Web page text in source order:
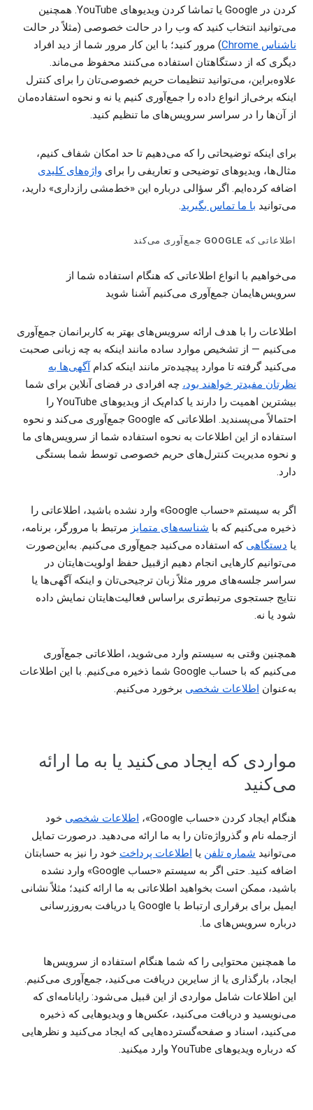
کردن در Google یا تماشا کردن ویدیوهای YouTube. همچنین
می‌توانید انتخاب کنید که وب را در حالت خصوصی (مثلاً در حالت
ناشناس Chrome
) مرور کنید؛ با این کار مرور شما از دید افراد
دیگری که از دستگاهتان استفاده می‌کنند محفوظ می‌ماند.
علاوه‌براین، می‌توانید تنظیمات حریم خصوصی‌تان را برای کنترل
اینکه برخی‌از انواع داده را جمع‌آوری کنیم یا نه و نحوه استفاده‌مان
از آن‌ها را در سراسر سرویس‌های ما تنظیم کنید.
برای اینکه توضیحاتی را که می‌دهیم تا حد امکان شفاف ‌کنیم،
مثال‌ها، ویدیوهای توضیحی و تعاریفی را برای واژه‌های کلیدی
اضافه کرده‌ایم. اگر سؤالی درباره این «خط‌مشی رازداری» دارید،
می‌توانید با ما تماس بگیرید.
اطلاعاتی که GOOGLE جمع‌آوری می‌کند
می‌خواهیم با انواع اطلاعاتی که هنگام استفاده شما از
سرویس‌هایمان جمع‌آوری می‌کنیم آشنا شوید
اطلاعات را با هدف ارائه سرویس‌های بهتر به کاربرانمان جمع‌آوری
می‌کنیم — از تشخیص موارد ساده مانند اینکه به چه زبانی صحبت
می‌کنید گرفته تا موارد پیچیده‌تر مانند اینکه کدام آگهی‌ها به
نظرتان مفیدتر خواهند بود، چه افرادی در فضای آنلاین برای شما
بیشترین اهمیت را دارند یا کدام‌یک از ویدیوهای YouTube را
احتمالاً می‌پسندید. اطلاعاتی که Google جمع‌آوری می‌کند و نحوه
استفاده از این اطلاعات به نحوه استفاده شما از سرویس‌های ما
و نحوه مدیریت کنترل‌های حریم خصوصی توسط شما بستگی
دارد.
اگر به سیستم «حساب Google» وارد نشده باشید، اطلاعاتی را
ذخیره می‌کنیم که با شناسه‌های متمایز مرتبط با مرورگر، برنامه،
یا دستگاهی که استفاده می‌کنید جمع‌آوری می‌کنیم. به‌این‌صورت
می‌توانیم کارهایی انجام دهیم ازقبیل حفظ اولویت‌هایتان در
سراسر جلسه‌های مرور مثلاً زبان ترجیحی‌تان و اینکه آگهی‌ها یا
نتایج جستجوی مرتبط‌تری براساس فعالیت‌هایتان نمایش داده
شود یا نه.
همچنین وقتی به سیستم وارد می‌شوید، اطلاعاتی جمع‌آوری
می‌کنیم که با حساب Google شما ذخیره می‌کنیم. با این اطلاعات
به‌عنوان اطلاعات شخصی برخورد می‌کنیم.
مواردی که ایجاد می‌کنید یا به ما ارائه
می‌کنید
هنگام ایجاد کردن «حساب Google»، اطلاعات شخصی خود
ازجمله نام و گذرواژه‌تان را به ما ارائه می‌دهید. درصورت تمایل
می‌توانید شماره تلفن یا اطلاعات پرداخت خود را نیز به حسابتان
اضافه کنید. حتی اگر به سیستم «حساب Google» وارد نشده
باشید، ممکن است بخواهید اطلاعاتی به ما ارائه کنید؛ مثلاً نشانی
ایمیل برای برقراری ارتباط با Google یا دریافت به‌روزرسانی
درباره سرویس‌های ما.
ما همچنین محتوایی را که شما هنگام استفاده از سرویس‌ها
ایجاد، بارگذاری یا از سایرین دریافت می‌کنید، جمع‌آوری می‌کنیم.
این اطلاعات شامل مواردی از این قبیل می‌شود: رایانامه‌ای که
می‌نویسید و دریافت می‌کنید، عکس‌ها و ویدیوهایی که ذخیره
می‌کنید، اسناد و صفحه‌گسترده‌هایی که ایجاد می‌کنید و نظرهایی
که درباره ویدیوهای YouTube وارد میکنید.